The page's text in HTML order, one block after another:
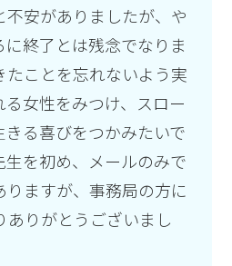
不安がありましたが、や
に終了とは残念でなりま
たことを忘れないよう実
女性をみつけ、スロー
る喜びをつかみたいで
生を初め、メールのみで
りますが、事務局の方に
ありがとうございまし